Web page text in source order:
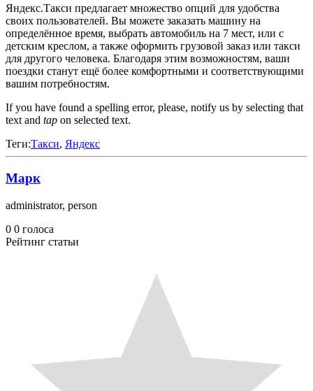
Яндекс.Такси предлагает множество опций для удобства
своих пользователей. Вы можете заказать машину на
определённое время, выбрать автомобиль на 7 мест, или с
детским креслом, а также оформить грузовой заказ или такси
для другого человека. Благодаря этим возможностям, ваши
поездки станут ещё более комфортными и соответствующими
вашим потребностям.
If you have found a spelling error, please, notify us by selecting that
text and tap on selected text.
Теги:Такси, Яндекс
Марк
administrator, person
0 0 голоса
Рейтинг статьи